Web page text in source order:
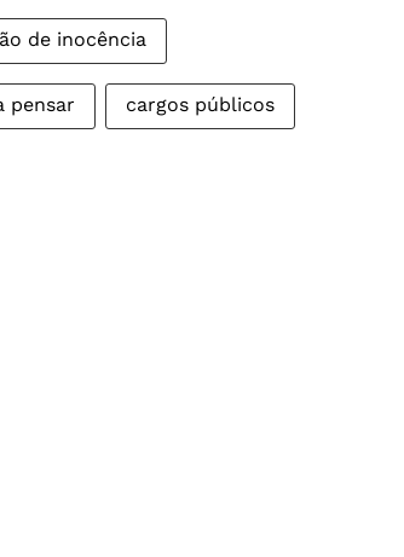
de inocência
pensar cargos públicos